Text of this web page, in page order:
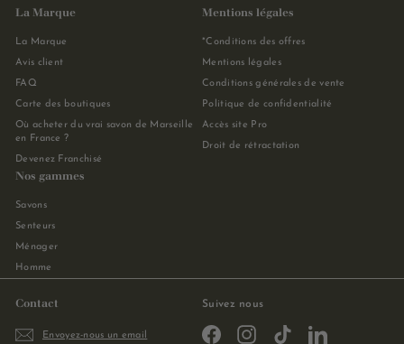
La Marque
La Marque
Avis client
FAQ
Carte des boutiques
Où acheter du vrai savon de Marseille
en France ?
Devenez Franchisé
Mentions légales
*Conditions des offres
Mentions légales
Conditions générales de vente
Politique de confidentialité
Accès site Pro
Droit de rétractation
Nos gammes
Savons
Senteurs
Ménager
Homme
Contact
Envoyez-nous un email
Suivez nous
FacebookInstagramTikTok LinkedIn